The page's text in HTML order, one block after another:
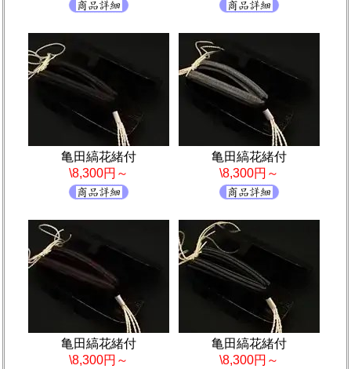
亀田縞花緒付
\8,300円～
亀田縞花緒付
\8,300円～
亀田縞花緒付
\8,300円～
亀田縞花緒付
\8,300円～